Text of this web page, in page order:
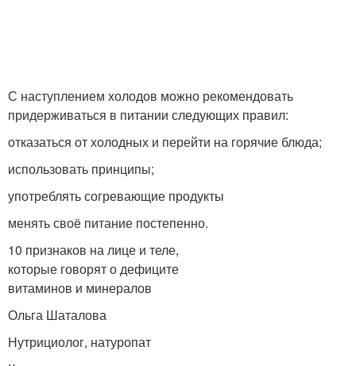
С наступлением холодов можно рекомендовать
придерживаться в питании следующих правил:
отказаться от холодных и перейти на горячие блюда;
использовать принципы;
употреблять согревающие продукты
менять своё питание постепенно.
10 признаков на лице и теле,
которые говорят о дефиците
витаминов и минералов
Ольга Шаталова
Нутрициолог, натуропат